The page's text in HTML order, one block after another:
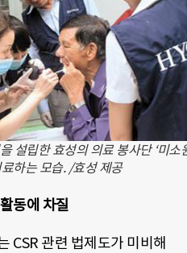
설립한 효성의 의료 봉사단 ‘미소
하는 모습. /효성 제공
동에 차질
CSR 관련 법제도가 미비해